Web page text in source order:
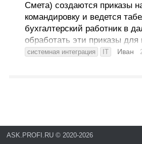
Смета) создаются приказы
командировку и ведется
бухгалтерский работник в
обработать эти приказы
системная интеграция IT Иван
ASK.PROFI.RU © 2020-2026